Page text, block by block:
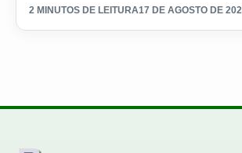
2 MINUTOS DE LEITURA17 DE AGOSTO DE